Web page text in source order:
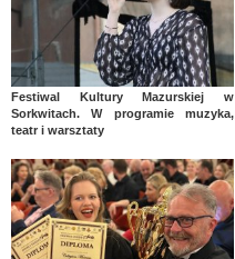
Festiwal Kultury Mazurskiej w
Sorkwitach. W programie muzyka,
teatr i warsztaty